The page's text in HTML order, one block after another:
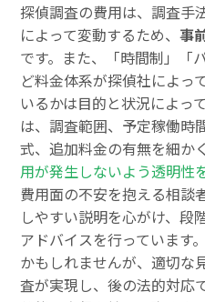
探偵調査の費用は、調査手
によって変動するため、事
です。また、「時間制」「
ど料金体系が探偵社によっ
いるかは目的と状況によっ
は、調査範囲、予定稼働時
式、追加料金の有無を細か
用が発生しないよう透明性
費用面の不安を抱える相談
しやすい説明を心がけ、段
アドバイスを行っています
かもしれませんが、適切な
査が実現し、後の法的対応